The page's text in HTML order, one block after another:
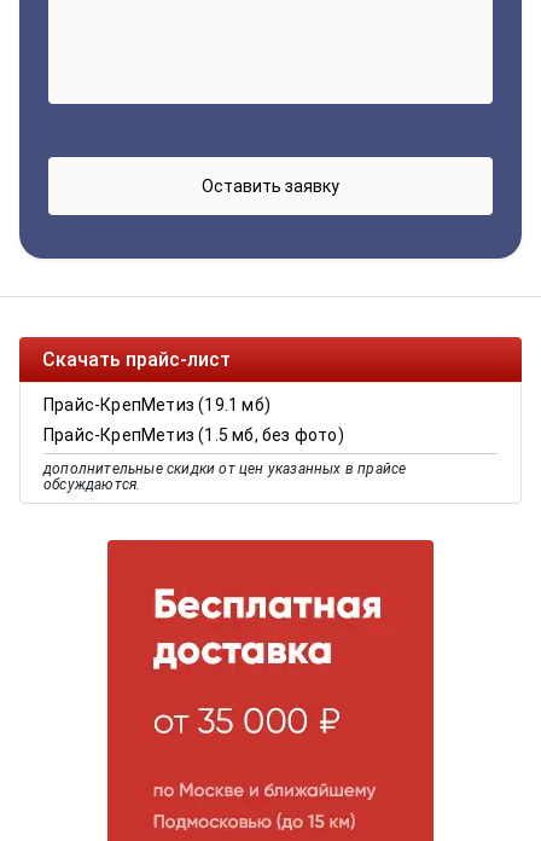
Скачать прайс-лист
Прайс-КрепМетиз (19.1 мб)
Прайс-КрепМетиз (1.5 мб, без фото)
дополнительные скидки от цен указанных в прайсе
обсуждаются.